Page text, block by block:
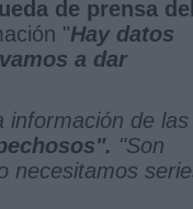
de prensa
"Hay datos
a dar
información de las
"Son
necesitamos